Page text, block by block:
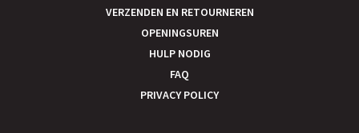
VERZENDEN EN RETOURNEREN
OPENINGSUREN
HULP NODIG
FAQ
PRIVACY POLICY